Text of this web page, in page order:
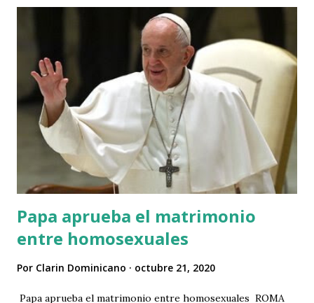
auditoría del diputado Alexis Jiménez en uno de sus
considerando establece que ese acto jurídico denominado
“Instrumento de Aceptación de la Competencia de la Corte
Interamericana de Derechos Humanos” fue impugnado por
accionantes y por el gobierno constitucional periodo 2012 -
2016 y por connotados accionantes juristas dominicanos,
mediante el Expediente núm. TC-01-2005-0013, Diputado
Alexis Jimenez relativo a la acción directa de
inconstitucionalidad incoada en fecha veinticinco (25) de
nov...
Papa aprueba el matrimonio
entre homosexuales
Por Clarin Dominicano octubre 21, 2020
Papa aprueba el matrimonio entre homosexuales ROMA